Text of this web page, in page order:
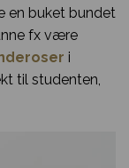
en buket bundet
fx være
i
til studenten,